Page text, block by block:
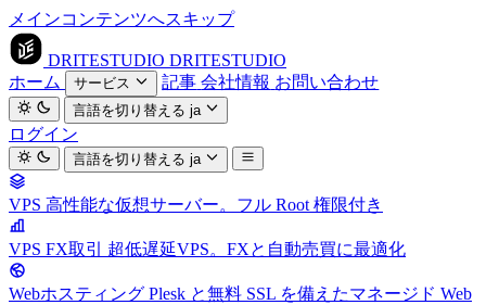
メインコンテンツへスキップ
DRITESTUDIO DRITESTUDIO
ホーム
サービス 記事 会社情報 お問い合わせ
言語を切り替える ja
ログイン
言語を切り替える ja
VPS 高性能な仮想サーバー。フル Root 権限付き
VPS FX取引 超低遅延VPS。FXと自動売買に最適化
Webホスティング Plesk と無料 SSL を備えたマネージド Web